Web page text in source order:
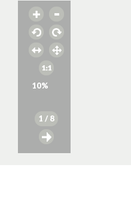
10%
1 / 8